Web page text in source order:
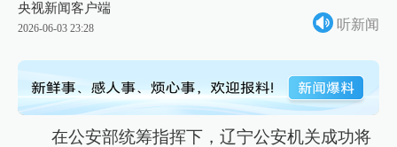
央视新闻客户端
2026-06-03 23:28 听新闻
在公安部统筹指挥下，辽宁公安机关成功将